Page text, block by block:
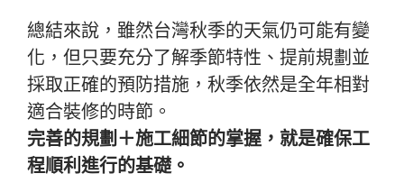
總結來說，雖然台灣秋季的天氣仍可能有變
化，但只要充分了解季節特性、提前規劃並
採取正確的預防措施，秋季依然是全年相對
適合裝修的時節。
完善的規劃＋施工細節的掌握，就是確保工
程順利進行的基礎。